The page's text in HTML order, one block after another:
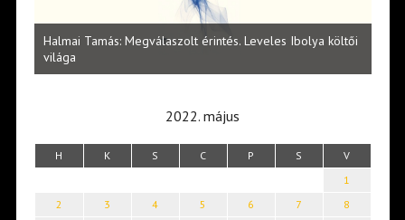
Halmai Tamás: Megválaszolt érintés. Leveles Ibolya költői
világa
2022. május
H K S C P S V
1
2
3 4 5 6 7
8